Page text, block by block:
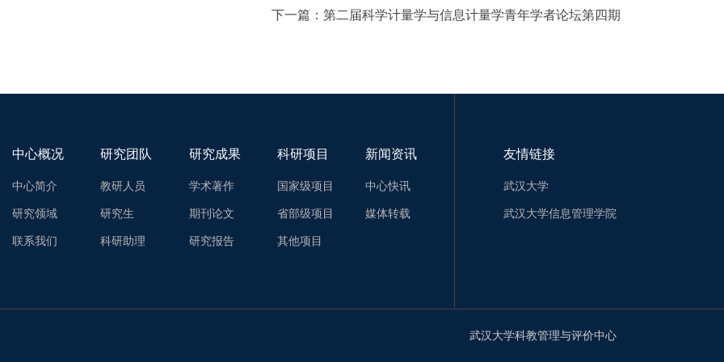
下一篇： 第二届科学计量学与信息计量学青年学者论坛第四期
中心概况
中心简介
研究领域
联系我们
研究团队
教研人员
研究生
科研助理
研究成果
学术著作
期刊论文
研究报告
科研项目
国家级项目
省部级项目
其他项目
新闻资讯
中心快讯
媒体转载
友情链接
武汉大学
武汉大学信息管理学院
武汉大学科教管理与评价中心